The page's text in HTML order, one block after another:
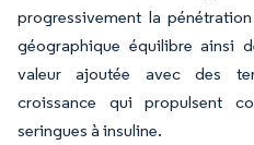
progressivement la
géographique équilibre ainsi
valeur ajoutée avec des
croissance qui propulsent
seringues à insuline.